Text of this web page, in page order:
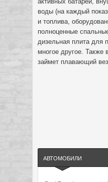
воды (на каждый
и топлива,
полноценные
дизельная плита для
многое другое. Также
займет плавающий
АВТОМОБИЛИ